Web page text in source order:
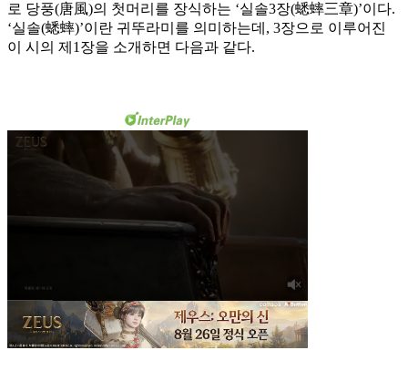
로 당풍(唐風)의 첫머리를 장식하는 ‘실솔3장(蟋蟀三章)’이다.
‘실솔(蟋蟀)’이란 귀뚜라미를 의미하는데, 3장으로 이루어진
이 시의 제1장을 소개하면 다음과 같다.